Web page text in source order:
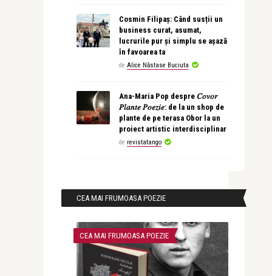
Cosmin Filipaș: Când susții un
business curat, asumat,
lucrurile pur și simplu se așază
în favoarea ta
de Alice Năstase Buciuta
Ana-Maria Pop despre 𝐶𝑜𝑣𝑜𝑟
𝑃𝑙𝑎𝑛𝑡𝑒 𝑃𝑜𝑒𝑧𝑖𝑒: de la un shop de
plante de pe terasa Obor la un
proiect artistic interdisciplinar
de revistatango
CEA MAI FRUMOASA POEZIE
CEA MAI FRUMOASA POEZIE